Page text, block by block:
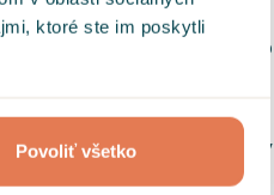
ktoré ste im poskytli
Povoliť všetko
viem si uvedomiť
robím, prečo to robím, ako
rozumieť? Wendy ma
prekvapila, jej priateľský
a naše hlboké de...